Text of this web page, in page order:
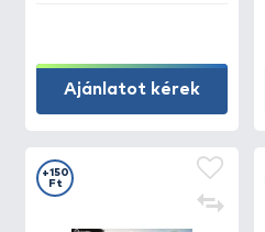
Ajánlatot kérek
+150
Ft